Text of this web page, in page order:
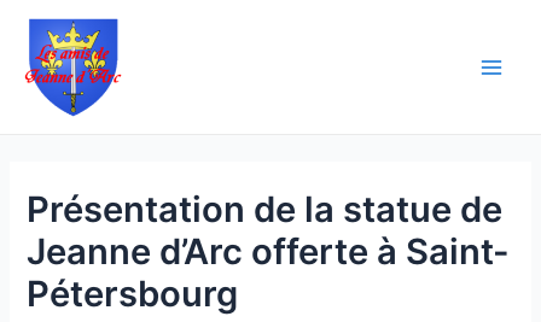
Aller
contenu
Présentation de la statue de
Jeanne d’Arc offerte à Saint-
Pétersbourg
Navigation
articles